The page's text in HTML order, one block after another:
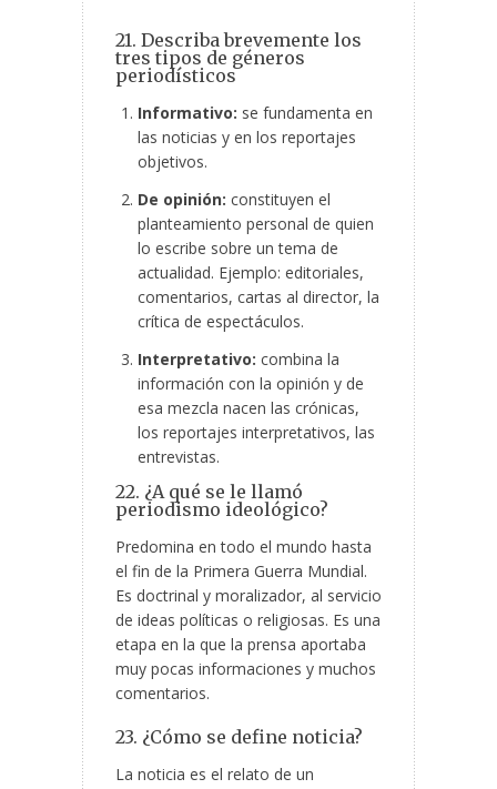
21. Describa brevemente los
tres tipos de géneros
periodísticos
Informativo: se fundamenta en
las noticias y en los reportajes
objetivos.
De opinión: constituyen el
planteamiento personal de quien
lo escribe sobre un tema de
actualidad. Ejemplo: editoriales,
comentarios, cartas al director, la
crítica de espectáculos.
Interpretativo: combina la
información con la opinión y de
esa mezcla nacen las crónicas,
los reportajes interpretativos, las
entrevistas.
22. ¿A qué se le llamó
periodismo ideológico?
Predomina en todo el mundo hasta
el fin de la Primera Guerra Mundial.
Es doctrinal y moralizador, al servicio
de ideas políticas o religiosas. Es una
etapa en la que la prensa aportaba
muy pocas informaciones y muchos
comentarios.
23. ¿Cómo se define noticia?
La noticia es el relato de un